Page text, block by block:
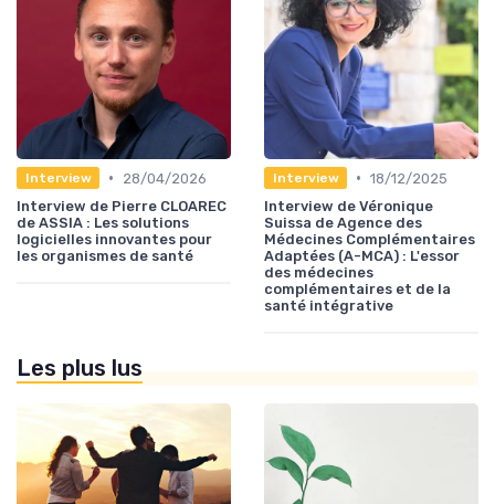
Interview •
28/04/2026
Interview de Pierre CLOAREC
de ASSIA : Les solutions
logicielles innovantes pour
les organismes de santé
Interview • 18/12/2025
Interview de Véronique
Suissa de Agence des
Médecines Complémentaires
Adaptées (A-MCA) : L'essor
des médecines
complémentaires et de la
santé intégrative
Les plus lus